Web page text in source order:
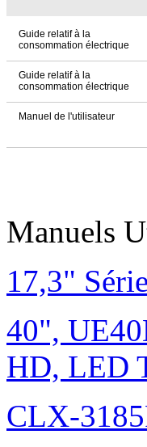
Guide relatif à la
consommation électrique
Guide relatif à la
consommation électrique
Manuel de l'utilisateur
Manuels
17,3"
40",
HD, LED
CLX-